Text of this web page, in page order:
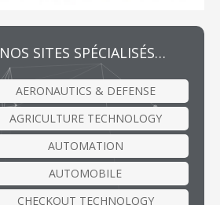
NOS SITES SPÉCIALISÉS…
AERONAUTICS & DEFENSE
AGRICULTURE TECHNOLOGY
AUTOMATION
AUTOMOBILE
CHECKOUT TECHNOLOGY